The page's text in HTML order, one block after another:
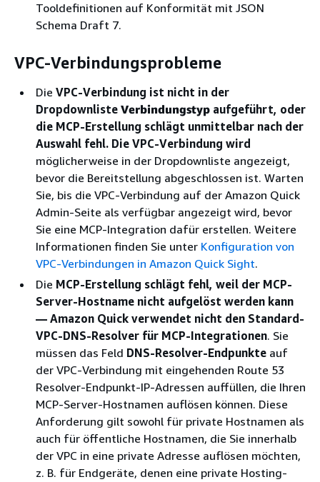
Tooldefinitionen auf Konformität mit JSON
Schema Draft 7.
VPC-Verbindungsprobleme
Die VPC-Verbindung ist nicht in der
Dropdownliste Verbindungstyp aufgeführt, oder
die MCP-Erstellung schlägt unmittelbar nach der
Auswahl fehl. Die VPC-Verbindung wird
möglicherweise in der Dropdownliste angezeigt,
bevor die Bereitstellung abgeschlossen ist. Warten
Sie, bis die VPC-Verbindung auf der Amazon Quick
Admin-Seite als verfügbar angezeigt wird, bevor
Sie eine MCP-Integration dafür erstellen. Weitere
Informationen finden Sie unter Konfiguration von
VPC-Verbindungen in Amazon Quick Sight.
Die MCP-Erstellung schlägt fehl, weil der MCP-
Server-Hostname nicht aufgelöst werden kann
— Amazon Quick verwendet nicht den Standard-
VPC-DNS-Resolver für MCP-Integrationen. Sie
müssen das Feld DNS-Resolver-Endpunkte auf
der VPC-Verbindung mit eingehenden Route 53
Resolver-Endpunkt-IP-Adressen auffüllen, die Ihren
MCP-Server-Hostnamen auflösen können. Diese
Anforderung gilt sowohl für private Hostnamen als
auch für öffentliche Hostnamen, die Sie innerhalb
der VPC in eine private Adresse auflösen möchten,
z. B. für Endgeräte, denen eine private Hosting-